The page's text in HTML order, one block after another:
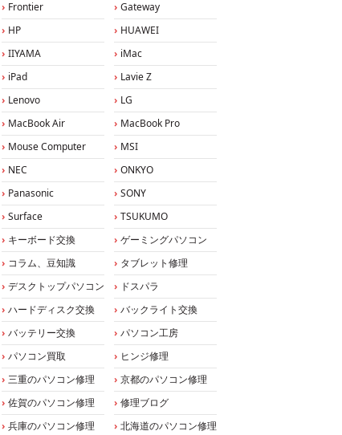
Frontier
Gateway
HP
HUAWEI
IIYAMA
iMac
iPad
Lavie Z
Lenovo
LG
MacBook Air
MacBook Pro
Mouse Computer
MSI
NEC
ONKYO
Panasonic
SONY
Surface
TSUKUMO
キーボード交換
ゲーミングパソコン
コラム、豆知識
タブレット修理
デスクトップパソコン
ドスパラ
ハードディスク交換
バックライト交換
バッテリー交換
パソコン工房
パソコン買取
ヒンジ修理
三重のパソコン修理
京都のパソコン修理
佐賀のパソコン修理
修理ブログ
兵庫のパソコン修理
北海道のパソコン修理